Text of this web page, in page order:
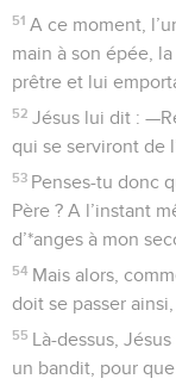
51 A ce moment,
main à son épée,
prêtre et lui
52 Jésus lui dit :
qui se serviront de
53 Penses-tu donc
Père ? A l’instant
d’*anges à mon
54 Mais alors,
doit se passer
55 Là-dessus,
un bandit, pour